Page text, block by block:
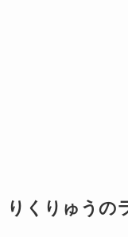
りくりゅうの